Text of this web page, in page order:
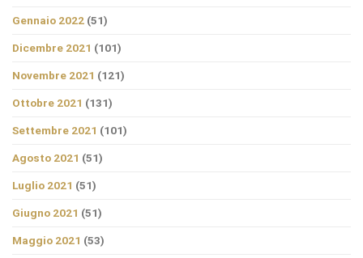
Gennaio 2022 (51)
Dicembre 2021 (101)
Novembre 2021 (121)
Ottobre 2021 (131)
Settembre 2021 (101)
Agosto 2021 (51)
Luglio 2021 (51)
Giugno 2021 (51)
Maggio 2021 (53)